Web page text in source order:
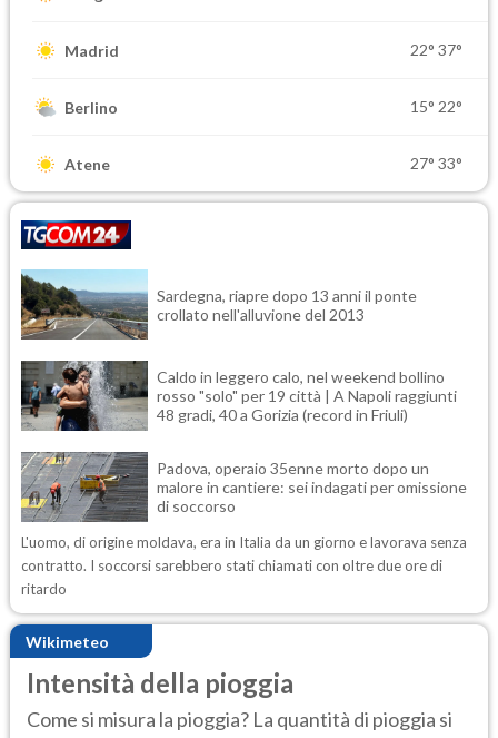
Madrid 22° 37°
Berlino 15° 22°
Atene 27° 33°
Sardegna, riapre dopo 13 anni il ponte
crollato nell'alluvione del 2013
Caldo in leggero calo, nel weekend bollino
rosso "solo" per 19 città | A Napoli raggiunti
48 gradi, 40 a Gorizia (record in Friuli)
Padova, operaio 35enne morto dopo un
malore in cantiere: sei indagati per omissione
di soccorso
L'uomo, di origine moldava, era in Italia da un giorno e lavorava senza
contratto. I soccorsi sarebbero stati chiamati con oltre due ore di
ritardo
Wikimeteo
Intensità della pioggia
Come si misura la pioggia? La quantità di pioggia si